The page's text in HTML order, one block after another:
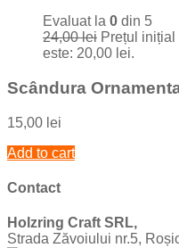
Evaluat la 0 din 5
24,00lei Prețul inițial
este: 20,00 lei.
Scândura
15,00 lei
Add to cart
Contact
Holzring Craft SRL,
Strada Zăvoiului nr.5,